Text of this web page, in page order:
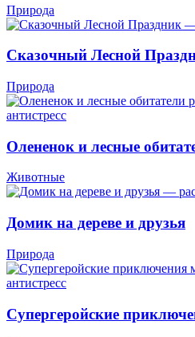
Природа
Сказочный Лесной
Природа
Олененок и лесные
Животные
Домик на дереве и друзья
Природа
Супергеройские